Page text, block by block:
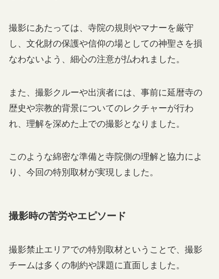
撮影にあたっては、寺院の規則やマナーを厳守
し、文化財の保護や信仰の場としての神聖さを損
なわないよう、細心の注意が払われました。
また、撮影クルーや出演者には、事前に延暦寺の
歴史や宗教的背景についてのレクチャーが行わ
れ、理解を深めた上での撮影となりました。
このような綿密な準備と寺院側の理解と協力によ
り、今回の特別取材が実現しました。
撮影時の苦労やエピソード
撮影禁止エリアでの特別取材ということで、撮影
チームは多くの制約や課題に直面しました。